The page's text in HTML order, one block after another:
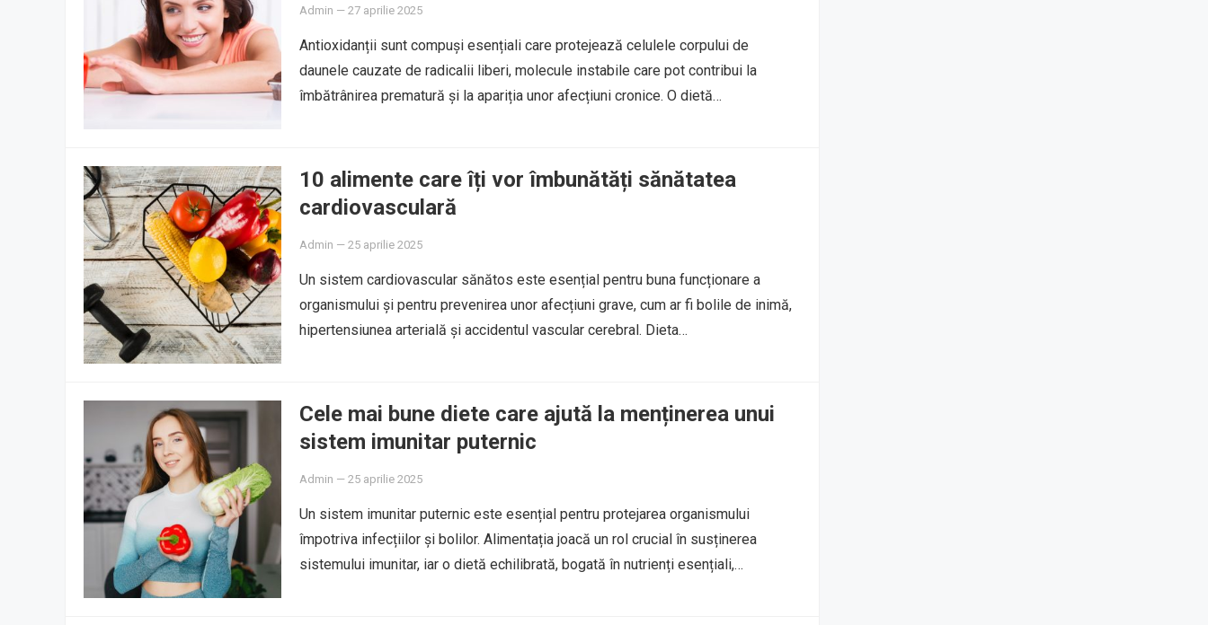
Admin — 27 aprilie 2025
Antioxidanții sunt compuși esențiali care protejează celulele corpului de
daunele cauzate de radicalii liberi, molecule instabile care pot contribui la
îmbătrânirea prematură și la apariția unor afecțiuni cronice. O dietă…
10 alimente care îți vor îmbunătăți sănătatea
cardiovasculară
Admin — 25 aprilie 2025
Un sistem cardiovascular sănătos este esențial pentru buna funcționare a
organismului și pentru prevenirea unor afecțiuni grave, cum ar fi bolile de inimă,
hipertensiunea arterială și accidentul vascular cerebral. Dieta…
Cele mai bune diete care ajută la menținerea unui
sistem imunitar puternic
Admin — 25 aprilie 2025
Un sistem imunitar puternic este esențial pentru protejarea organismului
împotriva infecțiilor și bolilor. Alimentația joacă un rol crucial în susținerea
sistemului imunitar, iar o dietă echilibrată, bogată în nutrienți esențiali,…